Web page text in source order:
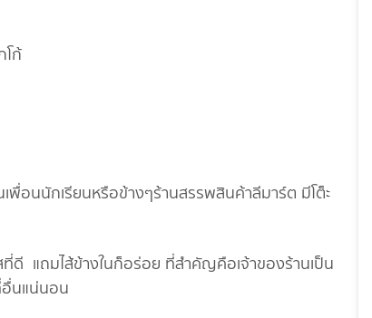
โก้
พื่อนนักเรียนหรือข้างๆร้านสรรพสินค้าลีมาร์ต มีโต็ะ
ดี แถมไส้ข้างในก็อร่อย ที่สำคัญคือเจ้าของร้านเป็น
อื่นแน่นอน